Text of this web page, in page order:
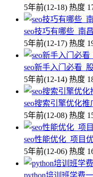
5年前(12-18) 热度
seo技巧有哪些_南
5年前(12-17) 热度
seo新手入门必看_
5年前(12-14) 热度
seo搜索引擎优化推
5年前(12-08) 热度
seo性能优化_项目
5年前(12-06) 热度
python培训班学费